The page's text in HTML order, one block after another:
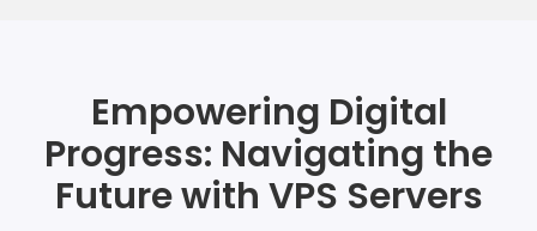
Empowering Digital
Progress: Navigating the
Future with VPS Servers